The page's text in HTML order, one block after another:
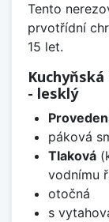
Tento
prvotřídní
15 let.
- lesklý
páková
Tlaková
vodnímu
otočná
s